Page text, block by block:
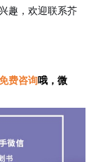
趣，欢迎联系芥
费咨询哦，微